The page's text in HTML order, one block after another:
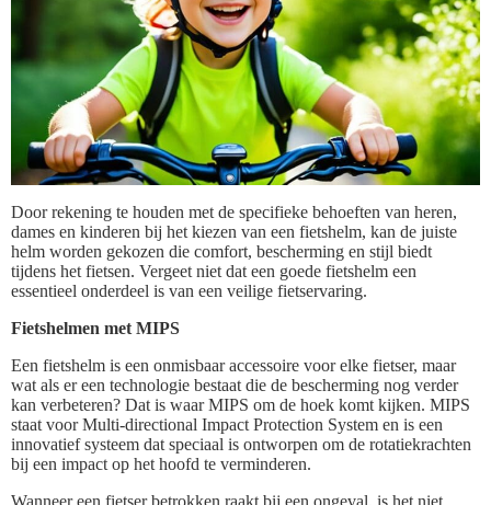
Door rekening te houden met de specifieke behoeften van heren,
dames en kinderen bij het kiezen van een fietshelm, kan de juiste
helm worden gekozen die comfort, bescherming en stijl biedt
tijdens het fietsen. Vergeet niet dat een goede fietshelm een
essentieel onderdeel is van een veilige fietservaring.
Fietshelmen met MIPS
Een fietshelm is een onmisbaar accessoire voor elke fietser, maar
wat als er een technologie bestaat die de bescherming nog verder
kan verbeteren? Dat is waar MIPS om de hoek komt kijken. MIPS
staat voor Multi-directional Impact Protection System en is een
innovatief systeem dat speciaal is ontworpen om de rotatiekrachten
bij een impact op het hoofd te verminderen.